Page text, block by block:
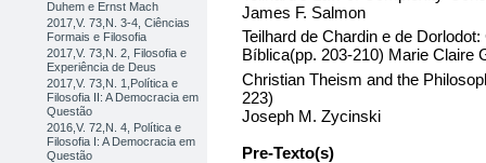
Duhem e Ernst Mach
2017,V. 73,N. 3-4, Ciências
Formais e Filosofia
2017,V. 73,N. 2, Filosofia e
Experiência de Deus
2017,V. 73,N. 1,Política e
Filosofia II: A Democracia em
Questão
2016,V. 72,N. 4, Política e
Filosofia I: A Democracia em
Questão
James F. Salmon
Teilhard de Chardin e de
Bíblica(pp. 203-210) Marie Claire
Christian Theism and the
223)
Joseph M. Zycinski
Pre-Texto(s)